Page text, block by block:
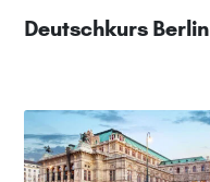
Deutschkurs Berlin